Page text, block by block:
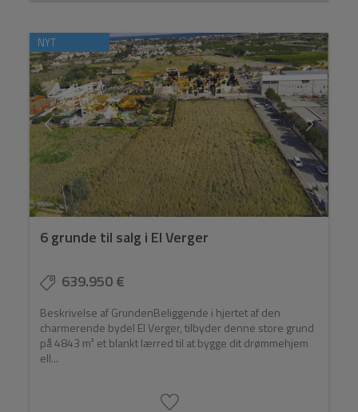
NYT
6 grunde til salg i El Verger
639.950 €
Beskrivelse af GrundenBeliggende i hjertet af den
charmerende bydel El Verger, tilbyder denne store grund
på 4843 m² et blankt lærred til at bygge dit drømmehjem
ell...